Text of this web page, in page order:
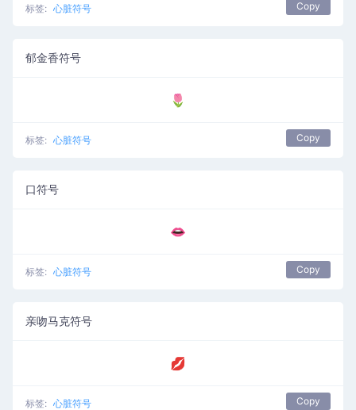
标签: 心脏符号 Copy
郁金香符号
🌷
标签: 心脏符号 Copy
口符号
👄
标签: 心脏符号 Copy
亲吻马克符号
💋
标签: 心脏符号 Copy